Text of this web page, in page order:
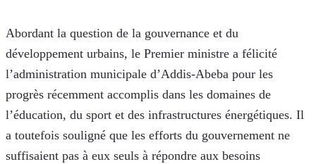
Abordant la question de la gouvernance et du
développement urbains, le Premier ministre a félicité
l’administration municipale d’Addis-Abeba pour les
progrès récemment accomplis dans les domaines de
l’éducation, du sport et des infrastructures énergétiques. Il
a toutefois souligné que les efforts du gouvernement ne
suffisaient pas à eux seuls à répondre aux besoins